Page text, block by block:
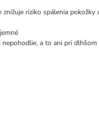
riziko spálenia
a to ani pri dlhšom